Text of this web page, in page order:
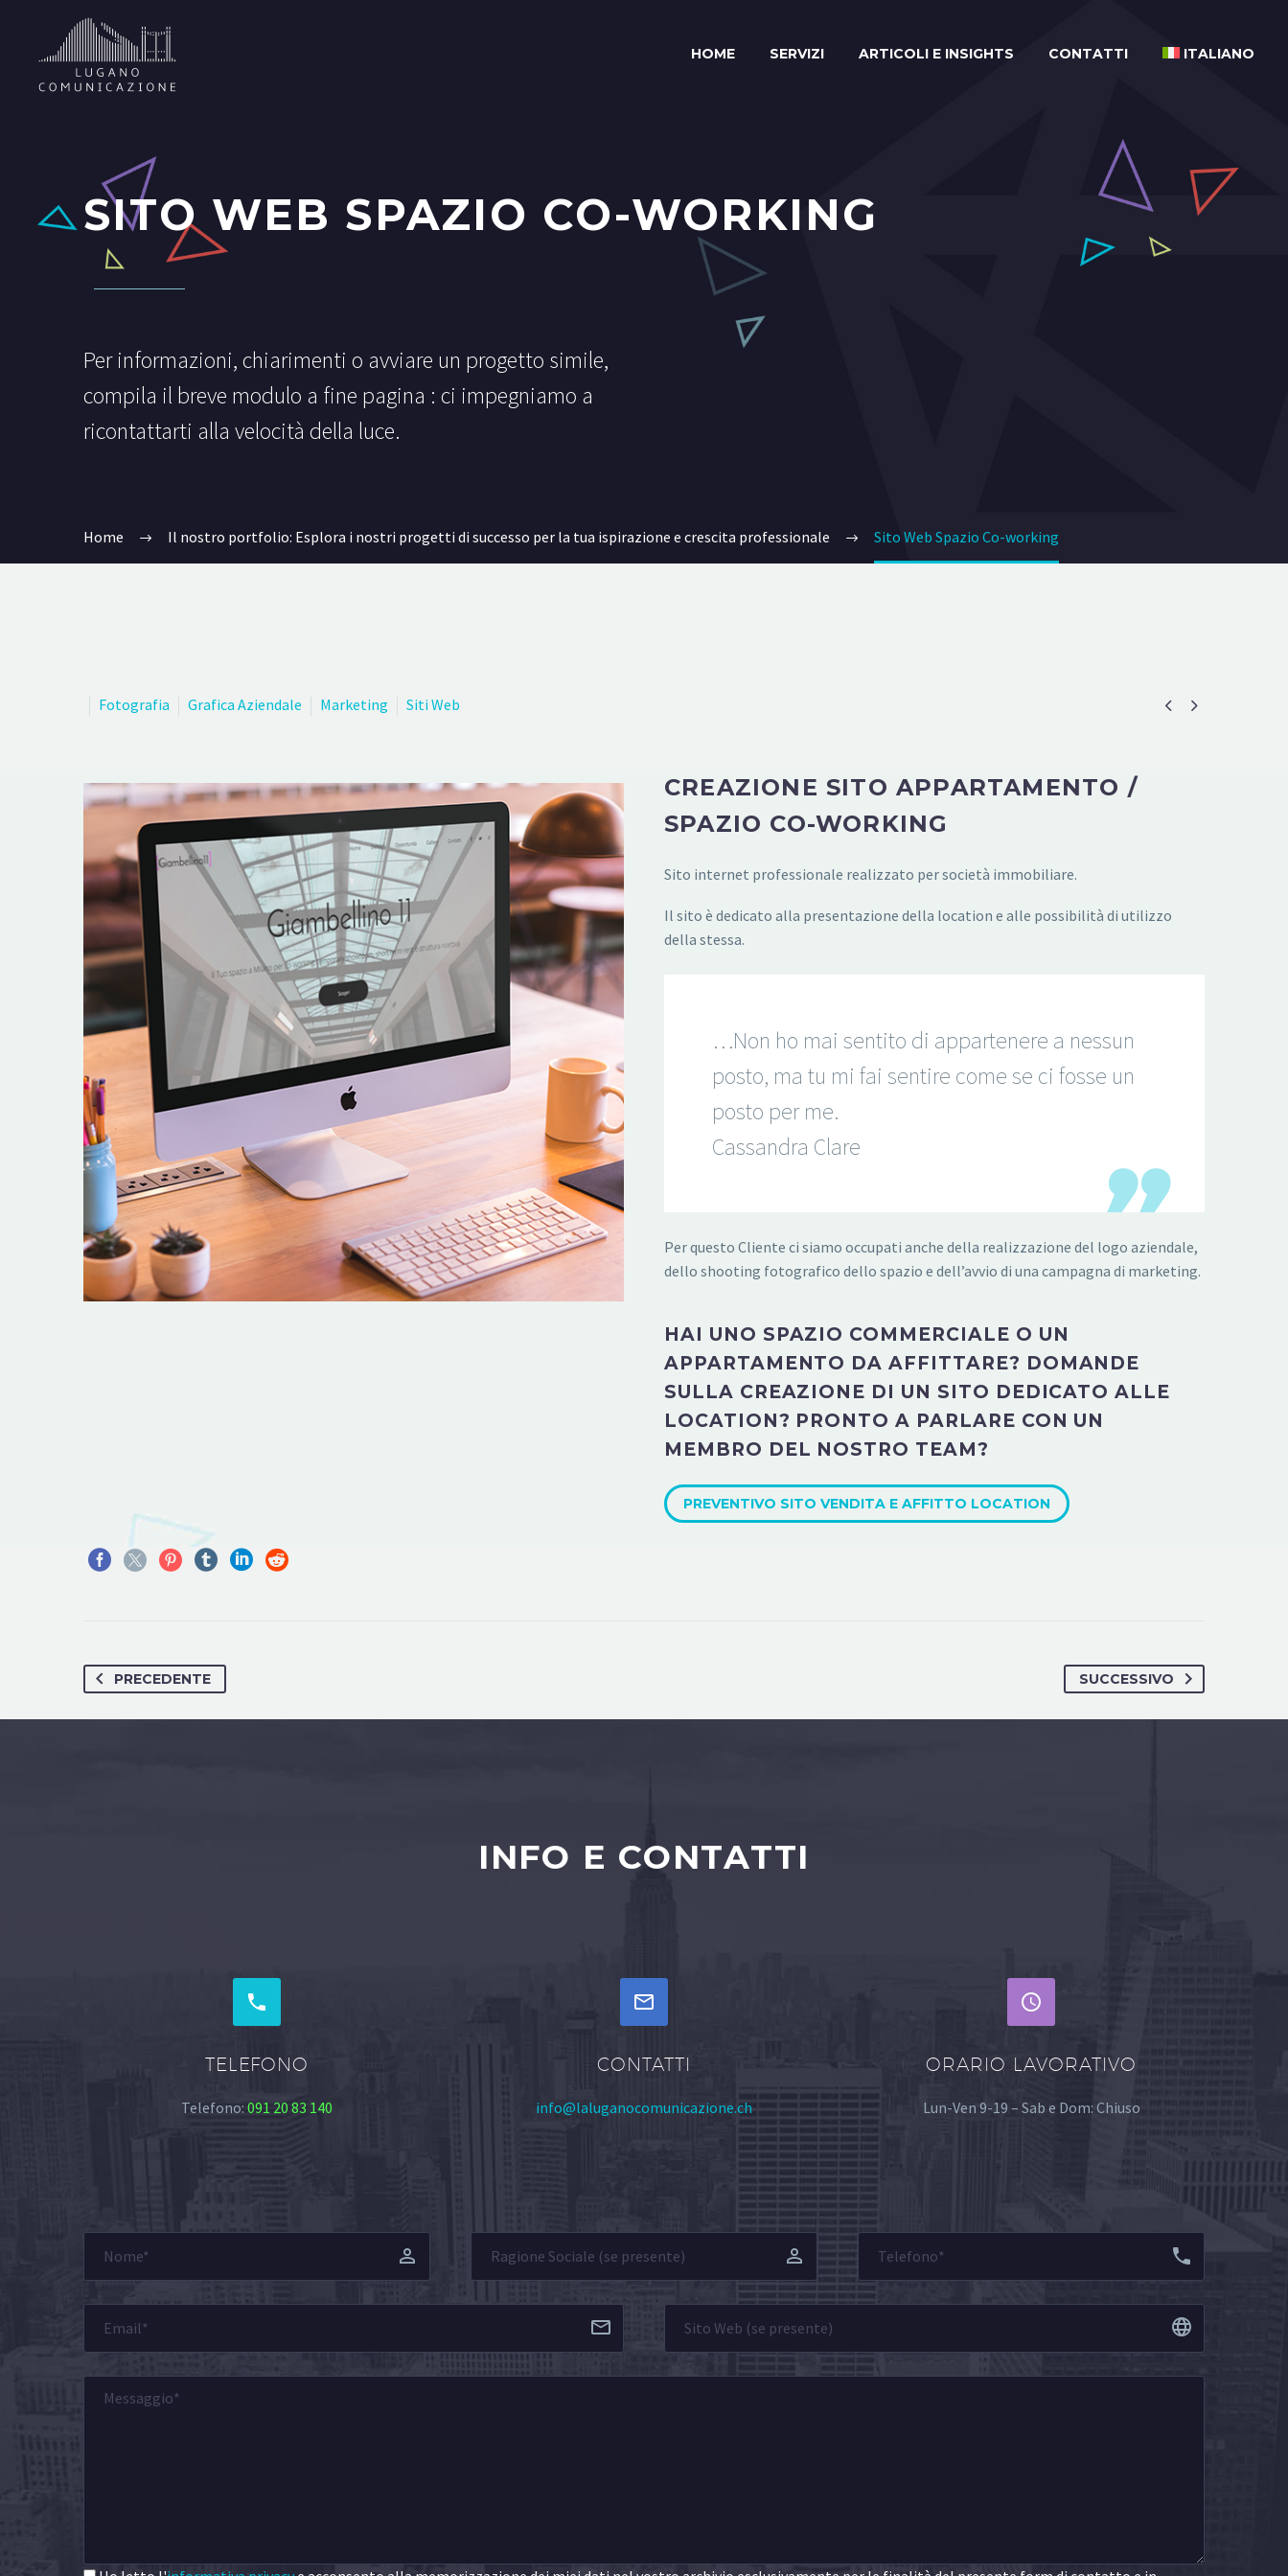
HOME SERVIZI ARTICOLI E INSIGHTS CONTATTI ITALIANO
SITO WEB SPAZIO CO-WORKING
Per informazioni, chiarimenti o avviare un progetto simile,
compila il breve modulo a fine pagina : ci impegniamo a
ricontattarti alla velocità della luce.
Home Il nostro portfolio: Esplora i nostri progetti di successo per la tua ispirazione e crescita professionale Sito Web Spazio Co-working
 
Fotografia Grafica Aziendale Marketing Siti Web
CREAZIONE SITO APPARTAMENTO /
SPAZIO CO-WORKING
Sito internet professionale realizzato per società immobiliare.
Il sito è dedicato alla presentazione della location e alle possibilità di utilizzo
della stessa.
…Non ho mai sentito di appartenere a nessun
posto, ma tu mi fai sentire come se ci fosse un
posto per me.
Cassandra Clare
Per questo Cliente ci siamo occupati anche della realizzazione del logo aziendale,
dello shooting fotografico dello spazio e dell’avvio di una campagna di marketing.
HAI UNO SPAZIO COMMERCIALE O UN
APPARTAMENTO DA AFFITTARE? DOMANDE
SULLA CREAZIONE DI UN SITO DEDICATO ALLE
LOCATION? PRONTO A PARLARE CON UN
MEMBRO DEL NOSTRO TEAM?
PREVENTIVO SITO VENDITA E AFFITTO LOCATION
PRECEDENTE SUCCESSIVO
INFO E CONTATTI


TELEFONO
Telefono: 091 20 83 140


CONTATTI
info@laluganocomunicazione.ch


ORARIO LAVORATIVO
Lun-Ven 9-19 – Sab e Dom: Chiuso